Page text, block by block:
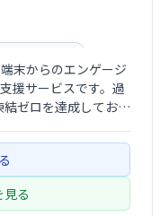
マーケティング
末からのエンゲージ
援サービスです。過
ゼロを達成してお
る